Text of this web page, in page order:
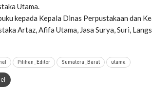
Utama.
kepada Kepala Dinas Perpustakaan dan
Artaz, Afifa Utama, Jasa Surya, Suri,
Pilihan_Editor Sumatera_Barat utama